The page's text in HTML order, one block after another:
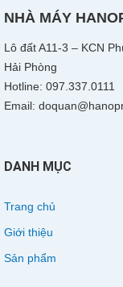
NHÀ MÁY
Lô đất A11-3 – KCN
Hải Phòng
Hotline: 097.337.0111
Email:
DANH MỤC
Trang chủ
Giới thiệu
Sản phẩm